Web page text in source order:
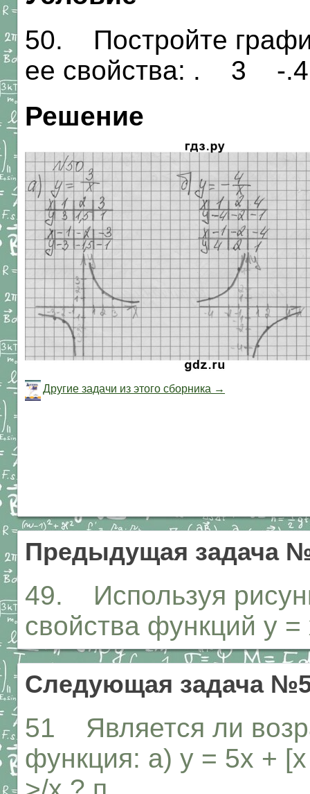
50. Постройте
ее свойства: . 3 -
Решение
Другие задачи из этого сборника →
Предыдущая задача
49. Используя
свойства функций у
Следующая задача
51 Является ли
функция: а) у = 5х +